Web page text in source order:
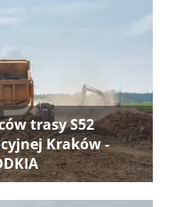
trasy S52
Kraków -